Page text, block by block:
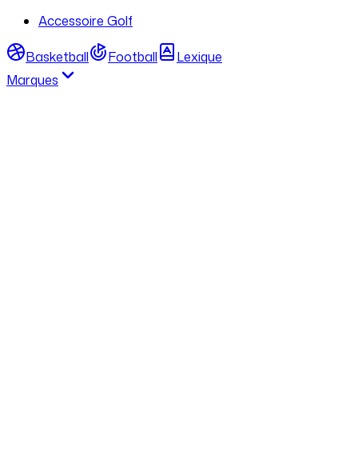
Accessoire Golf
Basketball Football
Lexique
Marques